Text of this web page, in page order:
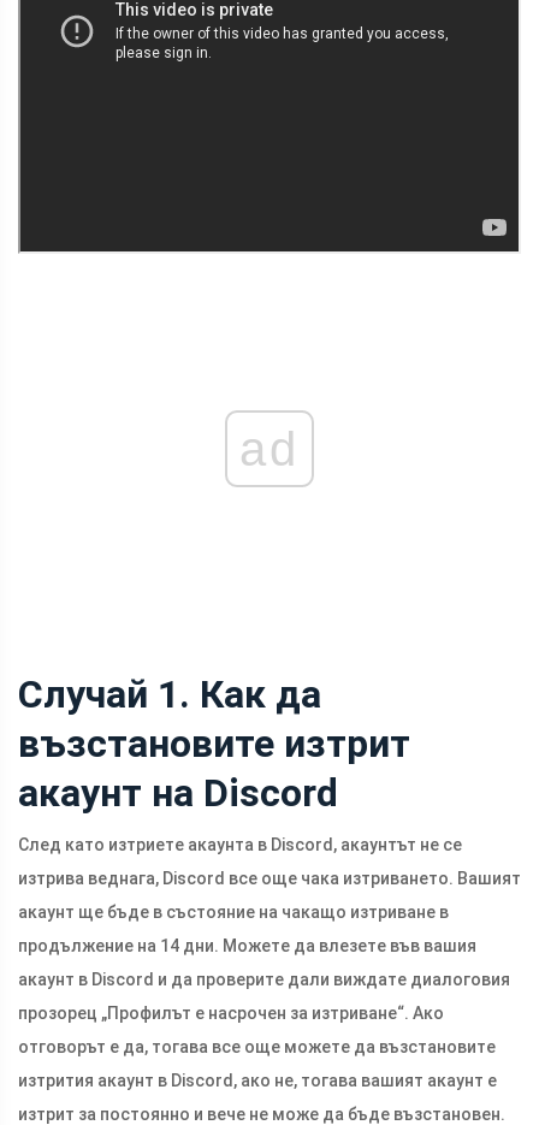
ad
Случай 1. Как да
възстановите изтрит
акаунт на Discord
След като изтриете акаунта в Discord, акаунтът не се
изтрива веднага, Discord все още чака изтриването. Вашият
акаунт ще бъде в състояние на чакащо изтриване в
продължение на 14 дни. Можете да влезете във вашия
акаунт в Discord и да проверите дали виждате диалоговия
прозорец „Профилът е насрочен за изтриване“. Ако
отговорът е да, тогава все още можете да възстановите
изтрития акаунт в Discord, ако не, тогава вашият акаунт е
изтрит за постоянно и вече не може да бъде възстановен.